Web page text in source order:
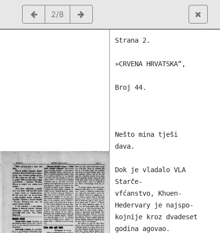
2/8
Strana 2.
»CRVENA HRVATSKA“,
Broj 44.
Nešto mina tješi
dava.
Dok je vladalo VLA
Starče-
vfćanstvo, Khuen-
Hedervary je najspo-
kojnije kroz dvadeset
godina agovao.